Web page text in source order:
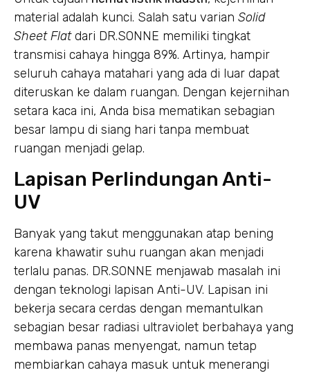
material adalah kunci. Salah satu varian Solid
Sheet Flatdari DR.SONNE memiliki tingkat
transmisi cahaya hingga 89%. Artinya, hampir
seluruh cahaya matahari yang ada di luar dapat
diteruskan ke dalam ruangan. Dengan kejernihan
setara kaca ini, Anda bisa mematikan sebagian
besar lampu di siang hari tanpa membuat
ruangan menjadi gelap.
Lapisan Perlindungan Anti-
UV
Banyak yang takut menggunakan atap bening
karena khawatir suhu ruangan akan menjadi
terlalu panas. DR.SONNE menjawab masalah ini
dengan teknologi lapisan Anti-UV. Lapisan ini
bekerja secara cerdas dengan memantulkan
sebagian besar radiasi ultraviolet berbahaya yang
membawa panas menyengat, namun tetap
membiarkan cahaya masuk untuk menerangi